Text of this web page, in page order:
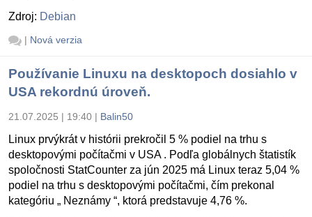
Zdroj: Debian
| Nová verzia
Používanie Linuxu na desktopoch dosiahlo v
USA rekordnú úroveň.
21.07.2025 | 19:40 | Balin50
Linux prvýkrát v histórii prekročil 5 % podiel na trhu s
desktopovými počítačmi v USA . Podľa globálnych štatistík
spoločnosti StatCounter za jún 2025 má Linux teraz 5,04 %
podiel na trhu s desktopovými počítačmi, čím prekonal
kategóriu „ Neznámy “, ktorá predstavuje 4,76 %.